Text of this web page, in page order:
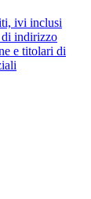
ivi inclusi
di indirizzo
e titolari di